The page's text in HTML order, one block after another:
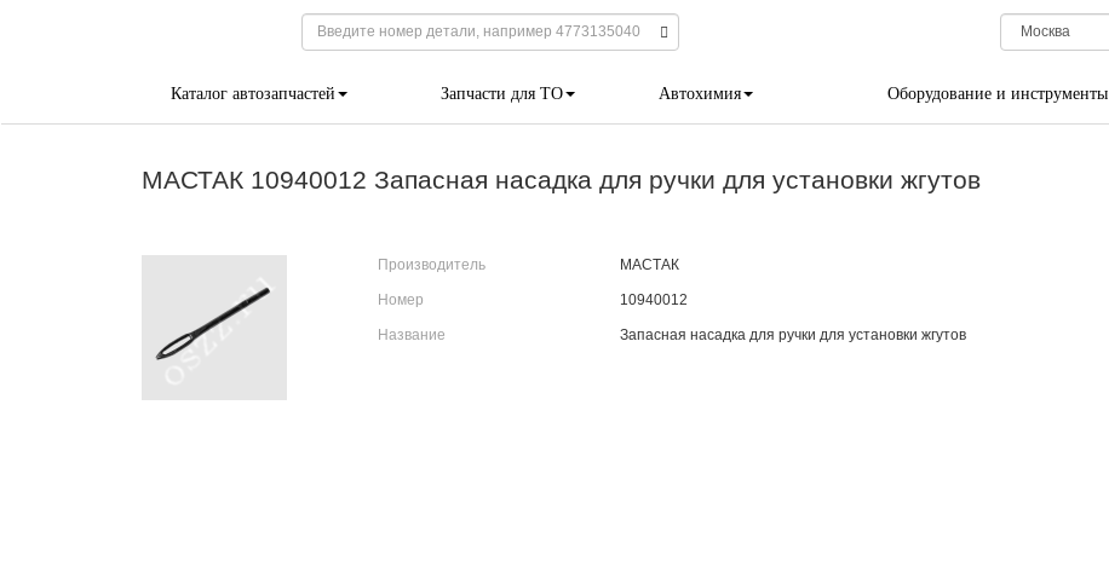
Каталог автозапчастей Запчасти для ТО Автохимия Оборудование и инструменты
МАСТАК 10940012 Запасная насадка для ручки для установки жгутов
Производитель МАСТАК
Номер 10940012
Название Запасная насадка для ручки для установки жгутов